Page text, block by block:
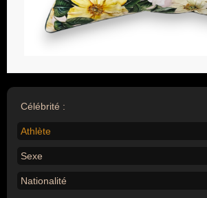
Célébrité :
Athlète
Sexe
Nationalité